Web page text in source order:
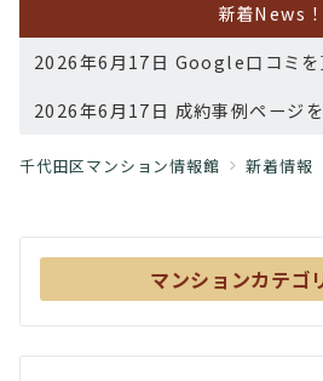
新着News！
2026年6月17日 Google口コミを
2026年6月17日 成約事例ページ
千代田区マンション情報館 新着情報
マンションカテゴ